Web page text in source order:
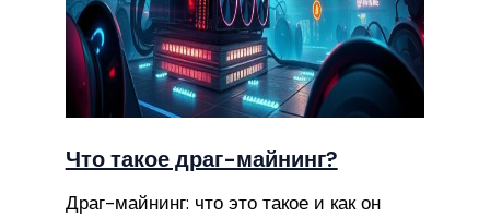
Что такое драг-майнинг?
Драг-майнинг: что это такое и как он